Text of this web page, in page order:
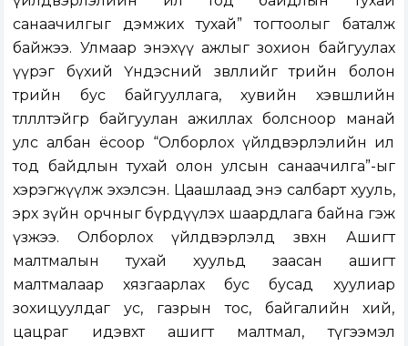
санаачилгыг дэмжих тухай” тогтоолыг баталж
байжээ. Улмаар энэхүү ажлыг зохион байгуулах
үүрэг бүхий Үндэсний зөвлөлийг төрийн болон
төрийн бус байгууллага, хувийн хэвшлийн
төлөөлөлтэйгөөр байгуулан ажиллах болсноор манай
улс албан ёсоор “Олборлох үйлдвэрлэлийн ил
тод байдлын тухай олон улсын санаачилга”-ыг
хэрэгжүүлж эхэлсэн. Цаашлаад энэ салбарт хууль,
эрх зүйн орчныг бүрдүүлэх шаардлага байна гэж
үзжээ. Олборлох үйлдвэрлэлд зөвхөн Ашигт
малтмалын тухай хуульд заасан ашигт
малтмалаар хязгаарлах бус бусад хуулиар
зохицуулдаг ус, газрын тос, байгалийн хий,
цацраг идэвхт ашигт малтмал, түгээмэл